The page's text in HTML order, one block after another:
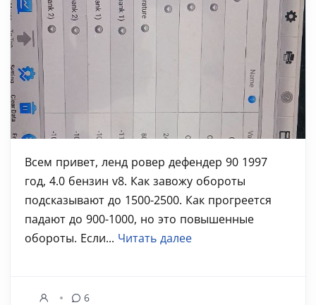
Всем привет, ленд ровер дефендер 90 1997
год, 4.0 бензин v8. Как завожу обороты
подсказывают до 1500-2500. Как прогреется
падают до 900-1000, но это повышенные
обороты. Если... Читать далее
6